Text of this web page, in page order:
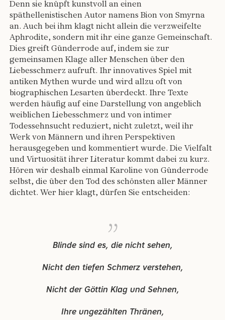
Denn sie knüpft kunstvoll an einen
späthellenistischen Autor namens Bion von Smyrna
an. Auch bei ihm klagt nicht allein die verzweifelte
Aphrodite, sondern mit ihr eine ganze Gemeinschaft.
Dies greift Günderrode auf, indem sie zur
gemeinsamen Klage aller Menschen über den
Liebesschmerz aufruft. Ihr innovatives Spiel mit
antiken Mythen wurde und wird allzu oft von
biographischen Lesarten überdeckt. Ihre Texte
werden häufig auf eine Darstellung von angeblich
weiblichen Liebesschmerz und von intimer
Todessehnsucht reduziert, nicht zuletzt, weil ihr
Werk von Männern und ihren Perspektiven
herausgegeben und kommentiert wurde. Die Vielfalt
und Virtuosität ihrer Literatur kommt dabei zu kurz.
Hören wir deshalb einmal Karoline von Günderrode
selbst, die über den Tod des schönsten aller Männer
dichtet. Wer hier klagt, dürfen Sie entscheiden:
Blinde sind es, die nicht sehen,
Nicht den tiefen Schmerz verstehen,
Nicht der Göttin Klag und Sehnen,
Ihre ungezählten Thränen,